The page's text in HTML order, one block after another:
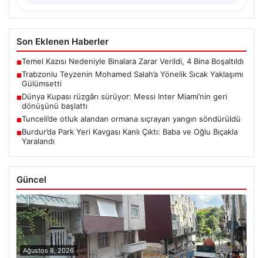
Son Eklenen Haberler
■Temel Kazısı Nedeniyle Binalara Zarar Verildi, 4 Bina Boşaltıldı
■Trabzonlu Teyzenin Mohamed Salah’a Yönelik Sıcak Yaklaşımı
Gülümsetti
■Dünya Kupası rüzgârı sürüyor: Messi Inter Miami’nin geri
dönüşünü başlattı
■Tunceli’de otluk alandan ormana sıçrayan yangın söndürüldü
■Burdur’da Park Yeri Kavgası Kanlı Çıktı: Baba ve Oğlu Bıçakla
Yaralandı
Güncel
Ağustos 8, 2026